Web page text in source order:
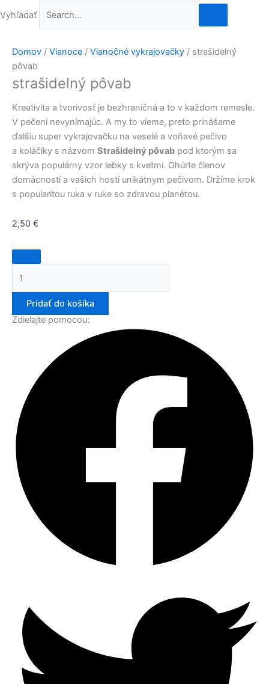
Vyhľadať
Domov / Vianoce / Vianočné vykrajovačky / strašidelný
pôvab
strašidelný pôvab
Kreativita a tvorivosť je bezhraničná a to v každom remesle.
V pečení nevynímajúc. A my to vieme, preto prinášame
ďalšiu super vykrajovačku na veselé a voňavé pečivo
a koláčiky s názvom Strašidelný pôvab pod ktorým sa
skrýva populárny vzor lebky s kvetmi. Ohúrte členov
domácností a vašich hostí unikátnym pečivom. Držíme krok
s popularitou ruka v ruke so zdravou planétou.
2,50 €
Pridať do košíka
Zdielajte pomocou: